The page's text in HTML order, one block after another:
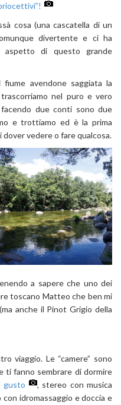
cosa (una cascatella di un
divertente e ci ha
aspetto di questo grande
avendone saggiata la
nel puro e vero
facendo due conti sono due
e trottiamo ed è la prima
dover vedere o fare qualcosa.
a sapere che uno dei
toscano Matteo che ben mi
anche il Pinot Grigio della
viaggio. Le “camere” sono
ti fanno sembrare di dormire
gusto
, stereo con musica
idromassaggio e doccia e